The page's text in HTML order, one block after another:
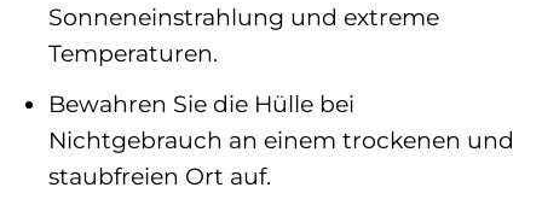
Sonneneinstrahlung und extreme
Temperaturen.
Bewahren Sie die Hülle bei
Nichtgebrauch an einem trockenen und
staubfreien Ort auf.